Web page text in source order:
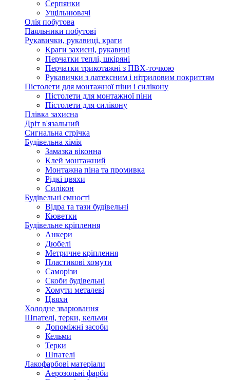
Серпянки
Ущільнювачі
Олія побутова
Паяльники побутові
Рукавички, рукавиці, краги
Краги захисні, рукавиці
Перчатки теплі, шкіряні
Перчатки трикотажні з ПВХ-точкою
Рукавички з латексним і нітриловим покриттям
Пістолети для монтажної піни і силікону
Пістолети для монтажної піни
Пістолети для силікону
Плівка захисна
Дріт в'язальний
Сигнальна стрічка
Будівельна хімія
Замазка віконна
Клей монтажний
Монтажна піна та промивка
Рідкі цвяхи
Силікон
Будівельні ємності
Відра та тази будівельні
Кюветки
Будівельне кріплення
Анкери
Дюбелі
Метричне кріплення
Пластикові хомути
Саморізи
Скоби будівельні
Хомути металеві
Цвяхи
Холодне зварювання
Шпателі, терки, кельми
Допоміжні засоби
Кельми
Терки
Шпателі
Лакофарбові матеріали
Аерозольні фарби